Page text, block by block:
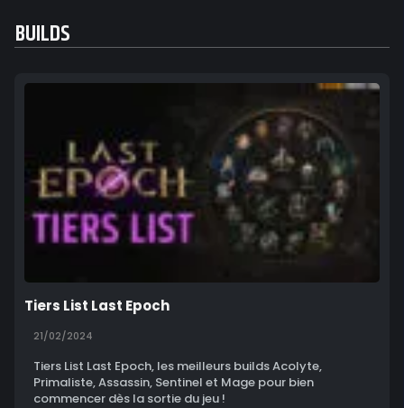
BUILDS
Tiers List Last Epoch
21/02/2024
Tiers List Last Epoch, les meilleurs builds Acolyte,
Primaliste, Assassin, Sentinel et Mage pour bien
commencer dès la sortie du jeu !